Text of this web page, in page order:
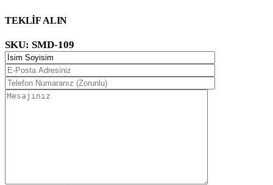
TEKLİF ALIN
SKU: SMD-109